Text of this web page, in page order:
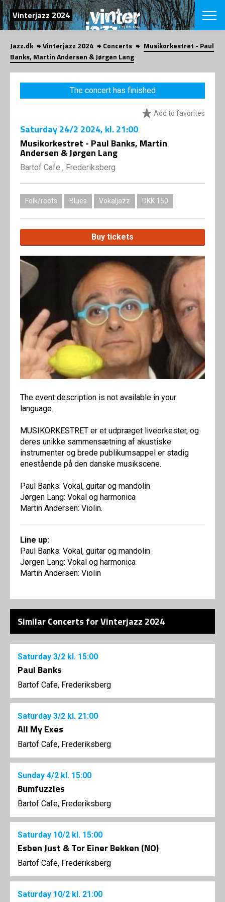
SEARCH
Vinterjazz 2024
Danish
CHOOSE
VINTERJAZZ
Themes
LOCATIONS
Jazz.dk Vinterjazz 2024 Concerts
Musikorkestret - Paul
Banks, Martin Andersen & Jørgen Lang
The concert has finished
Add to favorites
Saturday24/2 2024, kl. 21:00
Musikorkestret - Paul Banks, Martin
Andersen & Jørgen Lang
Bartof Cafe , Frederiksberg
Folk/roots Blues Vokaljazz DKK 150
Buy tickets
The event description is not available in your
language.
MUSIKORKESTRET er et udpræget liveorkester, og
deres unikke sammensætning af akustiske
instrumenter og brede publikumsappel er stadig
enestående på den danske musikscene.
Paul Banks: Vokal, guitar og mandolin
Jørgen Lang: Vokal og harmonica
Martin Andersen: Violin.
Line up:
Paul Banks: Vokal, guitar og mandolin
Jørgen Lang: Vokal og harmonica
Martin Andersen: Violin
Similar Concerts for Vinterjazz 2024
Saturday 3/2 kl. 15:00
Paul Banks
Bartof Cafe, Frederiksberg
Saturday 3/2 kl. 21:00
All My Exes
Bartof Cafe, Frederiksberg
Sunday 4/2 kl. 15:00
Bumfuzzles
Bartof Cafe, Frederiksberg
Saturday 10/2 kl. 15:00
Esben Just & Tor Einer Bekken (NO)
Bartof Cafe, Frederiksberg
Saturday 10/2 kl. 21:00